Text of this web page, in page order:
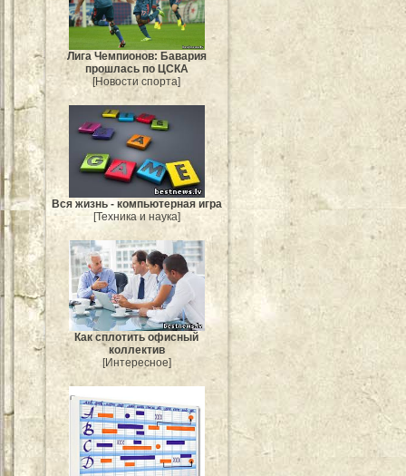
Лига Чемпионов: Бавария
прошлась по ЦСКА
[Новости спорта]
Вся жизнь - компьютерная игра
[Техника и наука]
Как сплотить офисный
коллектив
[Интересное]